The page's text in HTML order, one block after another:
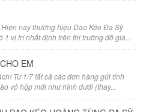
nay thương hiệu Dao Kéo Đa Sỹ
1 vị trí nhất định trên thị trường đồ gia...
EM
Từ 1/7 tất cả các đơn hàng gửi tỉnh
vỏ hộp mới như hình dưới (thay...